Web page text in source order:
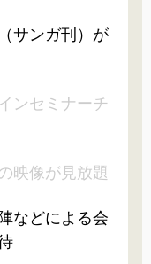
サンガ刊）が
ンセミナーチ
映像が見放題
などによる会